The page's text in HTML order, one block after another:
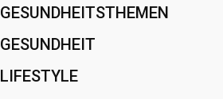
GESUNDHEITSTHEMEN
GESUNDHEIT
LIFESTYLE